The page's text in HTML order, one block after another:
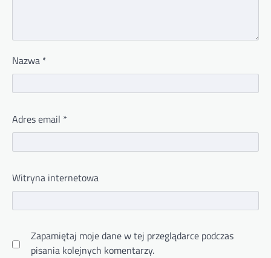
Nazwa *
Adres email *
Witryna internetowa
Zapamiętaj moje dane w tej przeglądarce podczas
pisania kolejnych komentarzy.